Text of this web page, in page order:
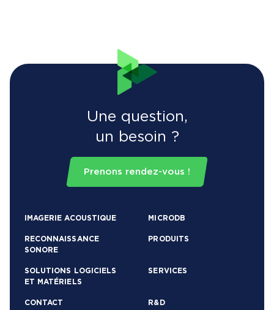
Une question,
un besoin ?
Prenons rendez-vous !
IMAGERIE ACOUSTIQUE MICRODB
RECONNAISSANCE
SONORE
PRODUITS
SOLUTIONS LOGICIELS
ET MATÉRIELS
SERVICES
CONTACT R&D